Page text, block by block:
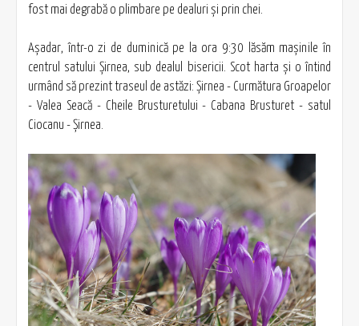
fost mai degrabă o plimbare pe dealuri şi prin chei.
Aşadar, într-o zi de duminică pe la ora 9:30 lăsăm maşinile în
centrul satului Șirnea, sub dealul bisericii. Scot harta şi o întind
urmând să prezint traseul de astăzi: Șirnea - Curmătura Groapelor
- Valea Seacă - Cheile Brusturetului - Cabana Brusturet - satul
Ciocanu - Șirnea.